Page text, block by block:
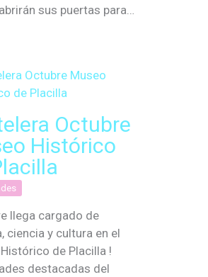
sus puertas para…
Octubre
Histórico
llega cargado de
ciencia y cultura en el
de Placilla !
destacadas del